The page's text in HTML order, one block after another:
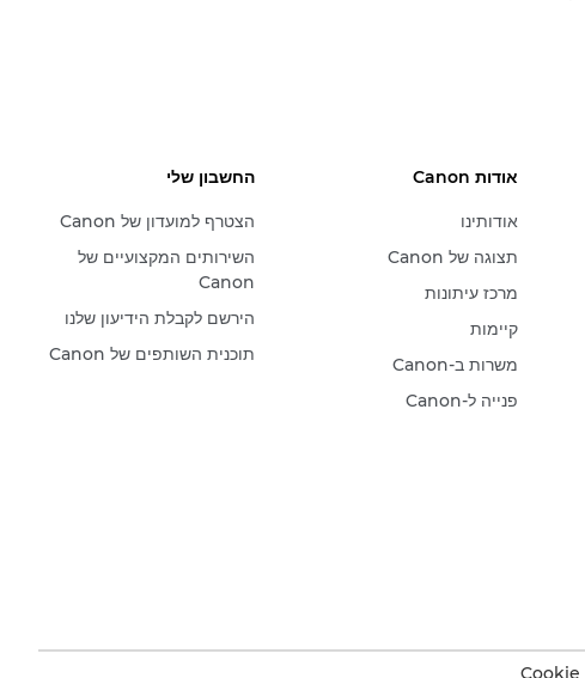
אודות Canon
אודותינו
תצוגה של Canon
מרכז עיתונות
קיימות
משרות ב-Canon
פנייה ל-Canon
החשבון שלי
הצטרף למועדון של Canon
השירותים המקצועיים של
Canon
הירשם לקבלת הידיעון שלנו
תוכנית השותפים של Canon